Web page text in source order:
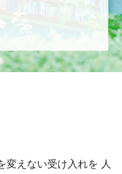
変えない受け入れを 人